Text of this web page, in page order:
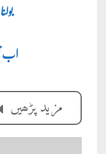
اب
مزید پڑھیں